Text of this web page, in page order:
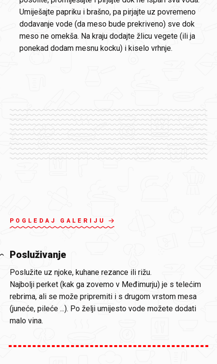
Umiješajte papriku i brašno, pa pirjajte uz povremeno
dodavanje vode (da meso bude prekriveno) sve dok
meso ne omekša. Na kraju dodajte žlicu vegete (ili ja
ponekad dodam mesnu kocku) i kiselo vrhnje.
POGLEDAJ GALERIJU
Posluživanje
Poslužite uz njoke, kuhane rezance ili rižu.
Najbolji perket (kak ga zovemo v Međimurju) je s telećim
rebrima, ali se može pripremiti i s drugom vrstom mesa
(juneće, pileće ...). Po želji umijesto vode možete dodati
malo vina.